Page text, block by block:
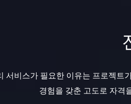
서비스가 필요한 이유는 프로젝트
경험을 갖춘 고도로 자격